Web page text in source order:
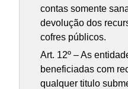
contas somente
devolução dos
cofres públicos.
Art. 12º – As
beneficiadas com
qualquer titulo